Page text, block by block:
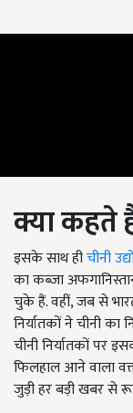
क्या कहते
इसके साथ हीचीनी
का कब्जा
चुके हैं. वहीं, जब से
निर्यातकों ने चीनी का
चीनी निर्यातकों पर
फिलहाल आने वाला
जुड़ी हर बड़ी खबर से